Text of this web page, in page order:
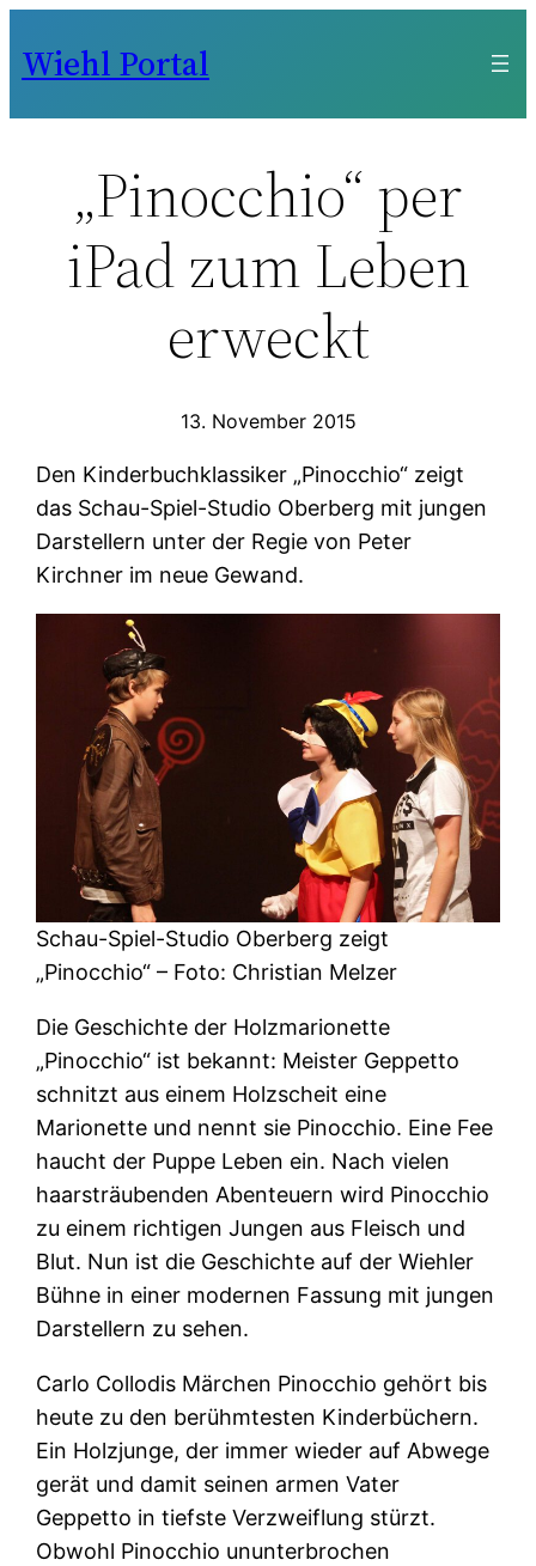
Inhalt
Wiehl Portal
„Pinocchio“ per
iPad zum Leben
erweckt
13. November 2015
Den Kinderbuchklassiker „Pinocchio“ zeigt
das Schau-Spiel-Studio Oberberg mit jungen
Darstellern unter der Regie von Peter
Kirchner im neue Gewand.
Schau-Spiel-Studio Oberberg zeigt
„Pinocchio“ – Foto: Christian Melzer
Die Geschichte der Holzmarionette
„Pinocchio“ ist bekannt: Meister Geppetto
schnitzt aus einem Holzscheit eine
Marionette und nennt sie Pinocchio. Eine Fee
haucht der Puppe Leben ein. Nach vielen
haarsträubenden Abenteuern wird Pinocchio
zu einem richtigen Jungen aus Fleisch und
Blut. Nun ist die Geschichte auf der Wiehler
Bühne in einer modernen Fassung mit jungen
Darstellern zu sehen.
Carlo Collodis Märchen Pinocchio gehört bis
heute zu den berühmtesten Kinderbüchern.
Ein Holzjunge, der immer wieder auf Abwege
gerät und damit seinen armen Vater
Geppetto in tiefste Verzweiflung stürzt.
Obwohl Pinocchio ununterbrochen